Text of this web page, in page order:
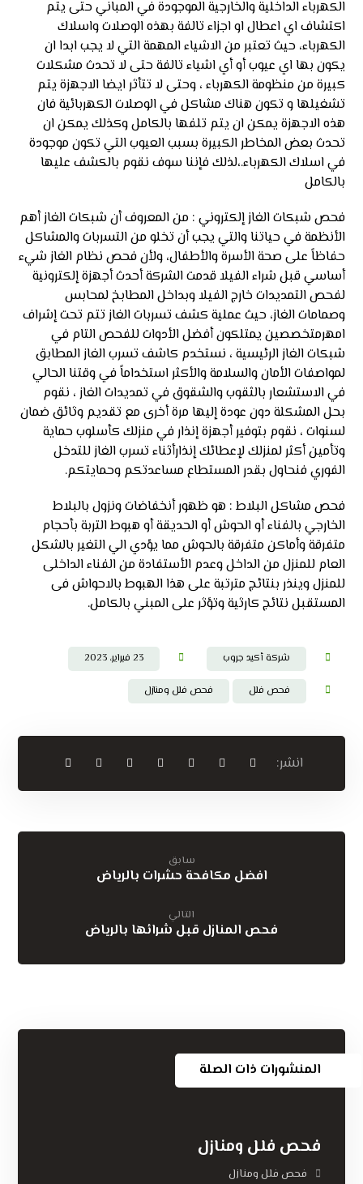
الكهرباء الداخلية والخارجية الموجودة في المباني حتى يتم
اكتشاف اي اعطال او اجزاء تالفة بهذه الوصلات واسلاك
الكهرباء، حيث تعتبر من الاشياء المهمة التي لا يجب ابدا ان
يكون بها اي عيوب أو أي اشياء تالفة حتى لا تحدث مشكلات
كبيرة من منظومة الكهرباء ، وحتى لا تتأثر ايضا الاجهزة يتم
تشغيلها و تكون هناك مشاكل في الوصلات الكهربائية فان
هذه الاجهزة يمكن ان يتم تلفها بالكامل وكذلك يمكن ان
تحدث بعض المخاطر الكبيرة بسبب العيوب التي تكون موجودة
في اسلاك الكهرباء.،لذلك فإننا سوف نقوم بالكشف عليها
بالكامل
فحص شبكات الغاز إلكتروني : من المعروف أن شبكات الغاز أهم
الأنظمة في حياتنا والتي يجب أن تخلو من التسربات والمشاكل
حفاظاً على صحة الأسرة والأطفال، ولأن فحص نظام الغاز شيء
أساسي قبل شراء الفيلا قدمت الشركة أحدث أجهزة إلكترونية
لفحص التمديدات خارج الفيلا وبداخل المطابخ لمحابس
وصمامات الغاز، حيث عملية كشف تسربات الغاز تتم تحت إشراف
امهرمتخصصين يمتلكون أفضل الأدوات للفحص التام في
شبكات الغاز الرئيسية ، نستخدم كاشف تسرب الغاز المطابق
لمواصفات الأمان والسلامة والأكثر استخداماً في وقتنا الحالي
في الاستشعار بالثقوب والشقوق في تمديدات الغاز ، نقوم
بحل المشكلة دون عودة إليها مرة أخرى مع تقديم وثائق ضمان
لسنوات ، نقوم بتوفير أجهزة إنذار في منزلك كأسلوب حماية
وتأمين أكثر لمنزلك لإعطائك إنذارأثناء تسرب الغاز للتدخل
الفوري فنحاول بقدر المستطاع مساعدتكم وحمايتكم.
فحص مشاكل البلاط : هو ظهور أنخفاضات ونزول بالبلاط
الخارجي بالفناء أو الحوش أو الحديقة أو هبوط التربة بأحجام
متفرقة وأماكن متفرقة بالحوش مما يؤدي الي التغير بالشكل
العام للمنزل من الداخل وعدم الأستفادة من الفناء الداخلى
للمنزل وينذر بنتائج مترتبة على هذا الهبوط بالاحواش فى
المستقبل نتائج كارثية وتؤثر على المبني بالكامل.
شركة أكيد جروب 23 فبراير، 2023
فحص فلل فحص فلل ومنازل
سابق
افضل مكافحة حشرات بالرياض
التالي
فحص المنازل قبل شرائها بالرياض
المنشورات ذات الصلة
فحص فلل ومنازل
فحص فلل ومنازل